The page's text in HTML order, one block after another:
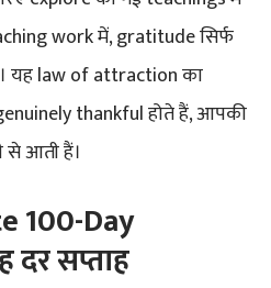
work में, gratitude सिर्फ
यह law of attraction का
thankful होते हैं, आपकी
से आती हैं।
100-Day
दर सप्ताह